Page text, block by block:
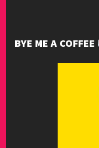
BYE ME A COFFEE